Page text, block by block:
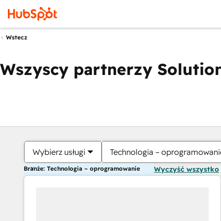
Wstecz
Wszyscy partnerzy
Wybierz usługi Technologia –
Branże: Technologia – oprogramowanie Wyczyść wszystko